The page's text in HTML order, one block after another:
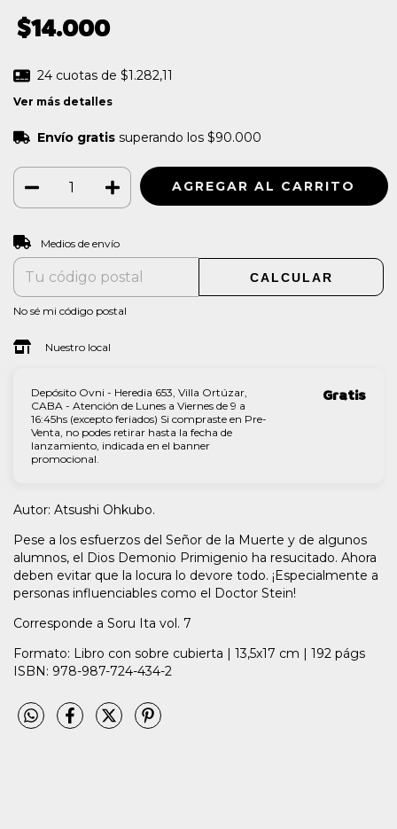
$14.000
24 cuotas de $1.282,11
Ver más detalles
Envío gratis superando los $90.000
Entregas para el CP:
Medios de envío
CALCULAR
No sé mi código postal
Nuestro local
Depósito Ovni - Heredia 653, Villa Ortúzar,
CABA - Atención de Lunes a Viernes de 9 a
16:45hs (excepto feriados) Si compraste en Pre-
Venta, no podes retirar hasta la fecha de
lanzamiento, indicada en el banner
promocional.
Gratis
Autor: Atsushi Ohkubo.
Pese a los esfuerzos del Señor de la Muerte y de algunos
alumnos, el Dios Demonio Primigenio ha resucitado. Ahora
deben evitar que la locura lo devore todo. ¡Especialmente a
personas influenciables como el Doctor Stein!
Corresponde a Soru Ita vol. 7
Formato: Libro con sobre cubierta | 13,5x17 cm | 192 págs
ISBN: 978-987-724-434-2